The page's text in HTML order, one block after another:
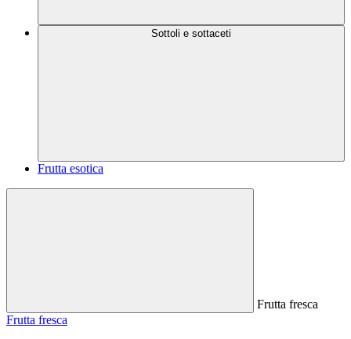
Sottoli e sottaceti
Frutta esotica
Frutta fresca
Frutta fresca